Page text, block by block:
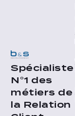
Spécialiste
N°1 des
métiers de
la Relation